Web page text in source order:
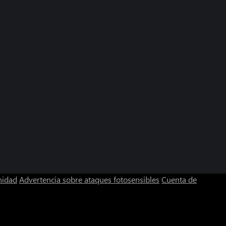
Advertencia sobre ataques fotosensibles Cuenta de